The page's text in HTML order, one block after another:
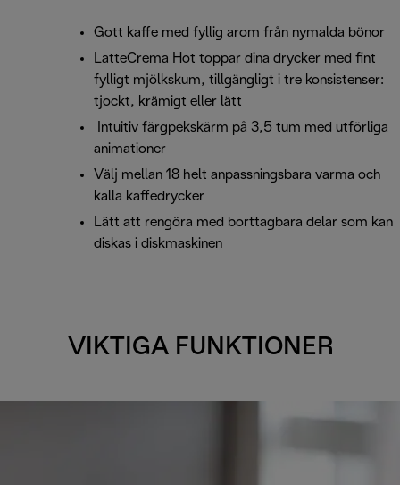
Gott kaffe med fyllig arom från nymalda bönor
LatteCrema Hot toppar dina drycker med fint
fylligt mjölkskum, tillgängligt i tre konsistenser:
tjockt, krämigt eller lätt
Intuitiv färgpekskärm på 3,5 tum med utförliga
animationer
Välj mellan 18 helt anpassningsbara varma och
kalla kaffedrycker
Lätt att rengöra med borttagbara delar som kan
diskas i diskmaskinen
VIKTIGA FUNKTIONER